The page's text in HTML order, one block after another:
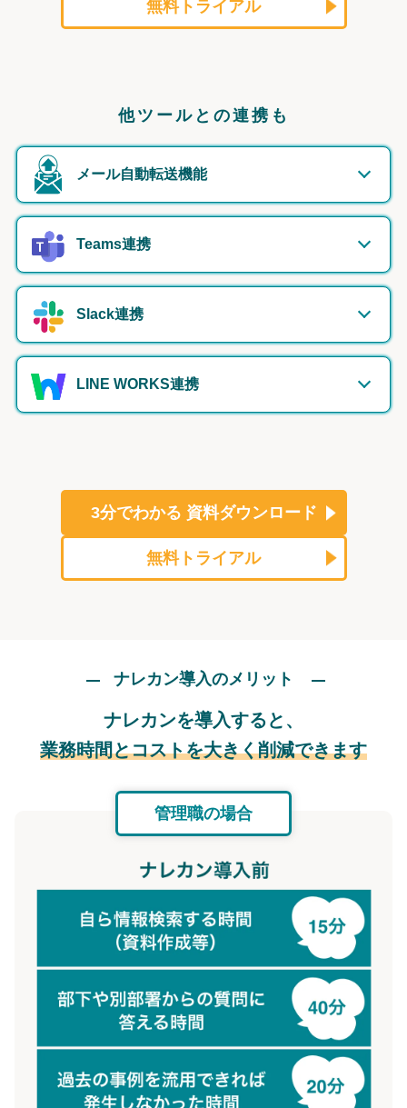
無料トライアル
他ツールとの連携も
メール自動転送機能
Teams連携
Slack連携
LINE WORKS連携
3分でわかる 資料ダウンロード
無料トライアル
ナレカン導入のメリット
ナレカンを導入すると、
業務時間とコストを大きく削減できます
管理職の場合